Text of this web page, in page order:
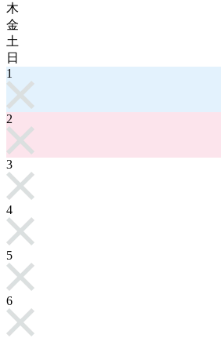
木
金
土
日
1
2
3
4
5
6